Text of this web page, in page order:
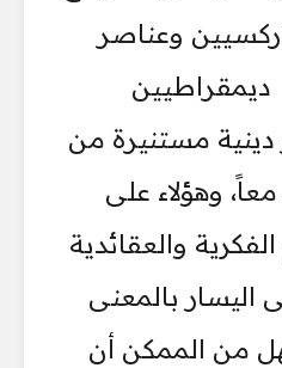
وعناصر
ديمقراطيين
مستنيرة من
وهؤلاء على
والعقائدية
اليسار بالمعنى
من الممكن أن